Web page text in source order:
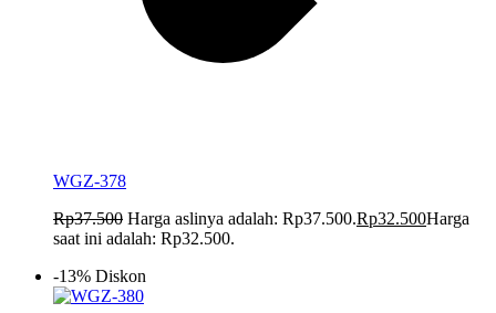
WGZ-378
Rp37.500 Harga aslinya adalah: Rp37.500.Rp32.500Harga
saat ini adalah: Rp32.500.
-13% Diskon